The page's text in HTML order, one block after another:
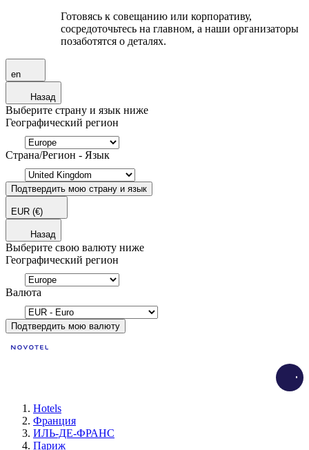
Готовясь к совещанию или корпоративу,
сосредоточьтесь на главном, а наши организаторы
позаботятся о деталях.
en
Назад
Выберите страну и язык ниже
Географический регион
Страна/Регион - Язык
Подтвердить мою страну и язык
EUR (€)
Назад
Выберите свою валюту ниже
Географический регион
Валюта
Подтвердить мою валюту
Hotels
Франция
ИЛЬ-ДЕ-ФРАНС
Париж